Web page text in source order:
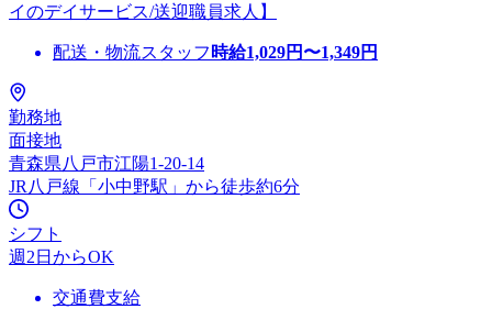
イのデイサービス/送迎職員求人】
配送・物流スタッフ 時給1,029円〜1,349円
勤務地
面接地
青森県八戸市江陽1-20-14
JR八戸線「小中野駅」から徒歩約6分
シフト
週2日からOK
交通費支給